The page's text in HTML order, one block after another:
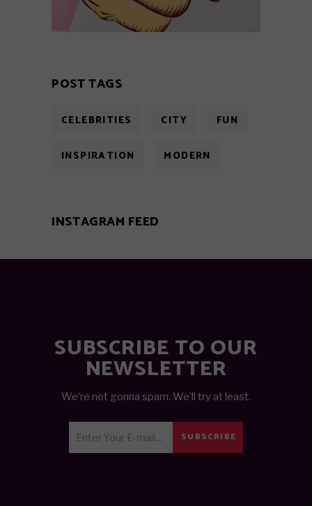
POST TAGS
CELEBRITIES CITY FUN
INSPIRATION MODERN
INSTAGRAM FEED
SUBSCRIBE TO OUR
NEWSLETTER
We’re not gonna spam. We’ll try at least.
SUBSCRIBE